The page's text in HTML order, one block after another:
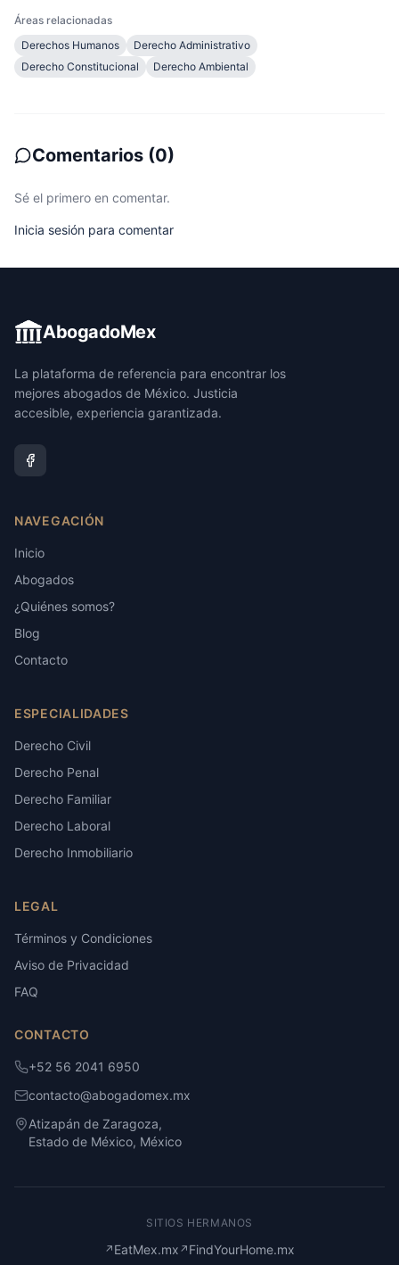
Áreas relacionadas
Derechos Humanos
Derecho Administrativo
Derecho Constitucional
Derecho Ambiental
Comentarios (0)
Sé el primero en comentar.
Inicia sesión para comentar
AbogadoMex
La plataforma de referencia para encontrar los
mejores abogados de México. Justicia
accesible, experiencia garantizada.
NAVEGACIÓN
Inicio
Abogados
¿Quiénes somos?
Blog
Contacto
ESPECIALIDADES
Derecho Civil
Derecho Penal
Derecho Familiar
Derecho Laboral
Derecho Inmobiliario
LEGAL
Términos y Condiciones
Aviso de Privacidad
FAQ
CONTACTO
+52 56 2041 6950
contacto@abogadomex.mx
Atizapán de Zaragoza,
Estado de México, México
SITIOS HERMANOS
↗ EatMex.mx ↗ FindYourHome.mx